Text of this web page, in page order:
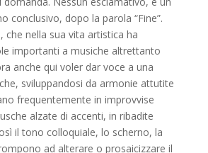
conclusivo, dopo la parola “Fine”.
che nella sua vita artistica ha
importanti a musiche altrettanto
anche qui voler dar voce a una
sviluppandosi da armonie attutite
frequentemente in improvvise
alzate di accenti, in ribadite
il tono colloquiale, lo scherno, la
ad alterare o prosaicizzare il